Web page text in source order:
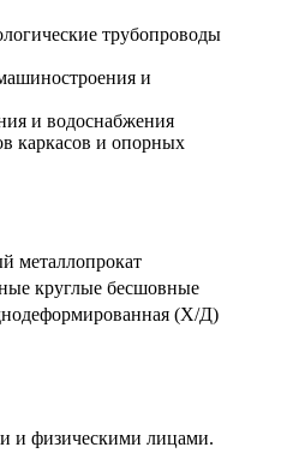
трубопроводы
и
и водоснабжения
каркасов и опорных
металлопрокат
круглые бесшовные
(Х/Д)
и физическими лицами.